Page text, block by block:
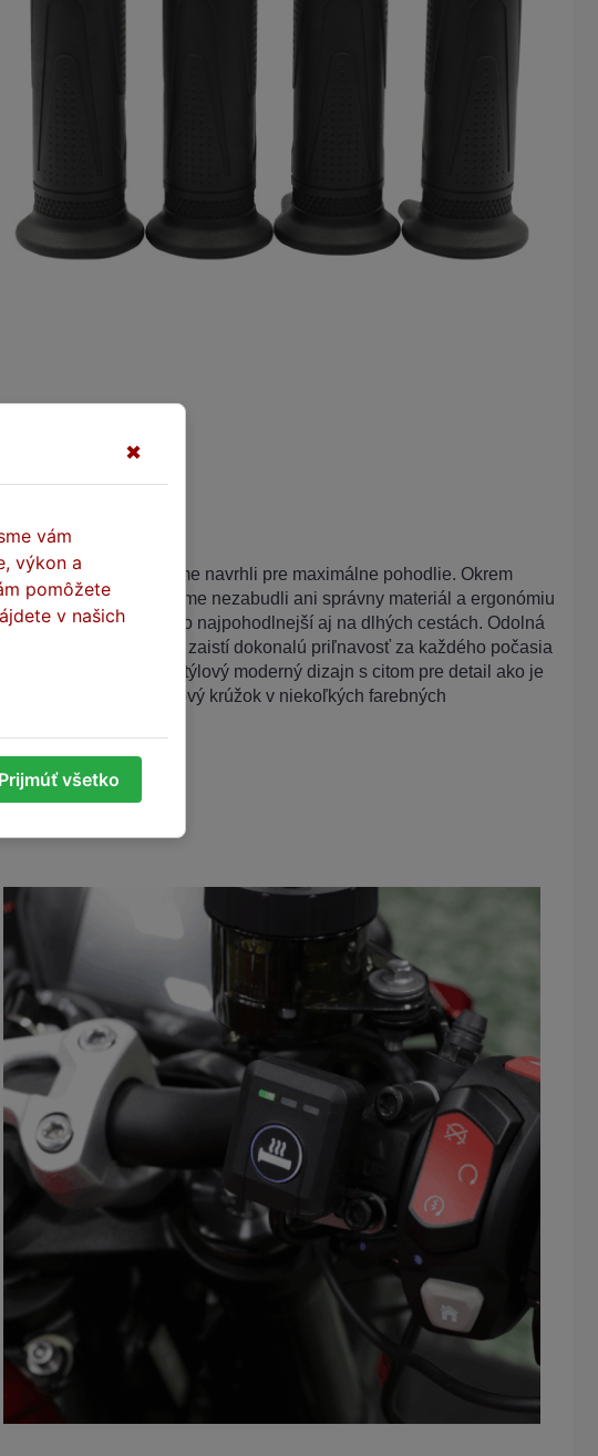
a štýl
vyhrievané gripy sme navrhli pre maximálne pohodlie. Okrem
vyhrievania sme nezabudli ani správny materiál a ergonómiu
aby bol úchop gripu čo najpohodlnejší aj na dlhých cestách. Odolná
zároveň mäkká guma zaistí dokonalú priľnavosť za každého počasia
samozrejmosťou je aj štýlový moderný dizajn s citom pre detail ako je
eloxovaný kovový krúžok v niekoľkých farebných
✖
vám
výkon a
pomôžete
v našich
Prijmúť všetko